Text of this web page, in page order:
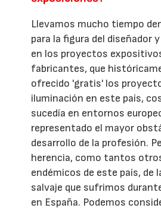
Llevamos mucho tiempo
para la figura del diseñador
en los proyectos
fabricantes, que
ofrecido 'gratis' los
iluminación en este país,
sucedía en entornos
representado el mayor
desarrollo de la profesión.
herencia, como tantos
endémicos de este país, de
salvaje que sufrimos
en España. Podemos